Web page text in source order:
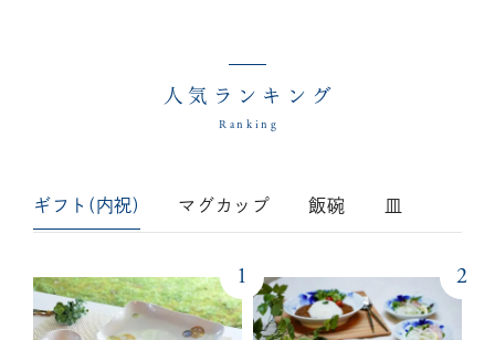
人気ランキング
Ranking
ギフト(内祝) マグカップ 飯碗 皿
1 2